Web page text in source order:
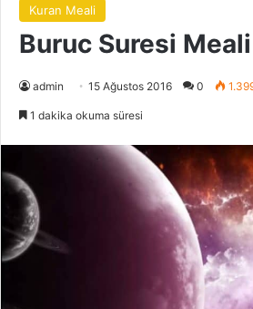
Kuran Meali
Buruc Suresi Meali
admin 15 Ağustos 2016 0
1 dakika okuma süresi